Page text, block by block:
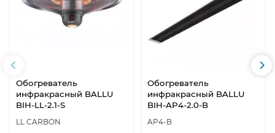
Обогреватель
инфракрасный BALLU
BIH-LL-2.1-S
LL CARBON
Обогреватель
инфракрасный BALLU
BIH-AP4-2.0-B
AP4-B